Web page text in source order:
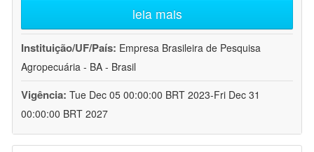
leia mais
Instituição/UF/País: Empresa Brasileira de Pesquisa
Agropecuária - BA - Brasil
Vigência: Tue Dec 05 00:00:00 BRT 2023-Fri Dec 31
00:00:00 BRT 2027